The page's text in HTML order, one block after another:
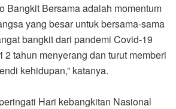
Bangkit Bersama adalah momentum
yang besar untuk bersama-sama
bangkit dari pandemi Covid-19
2 tahun menyerang dan turut memberi
kehidupan,” katanya.
Hari kebangkitan Nasional